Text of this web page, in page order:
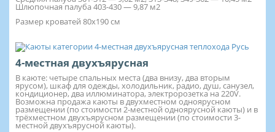
Шлюпочная палуба 403-430 — 9,87 м2
Размер кроватей 80х190 см
4-местная двухъярусная
В каюте: четыре спальных места (два внизу, два вторым
ярусом), шкаф для одежды, холодильник, радио, душ, санузел,
кондиционер, два иллюминатора, электророзетка на 220V.
Возможна продажа каюты в двухместном одноярусном
размещении (по стоимости 2-местной одноярусной каюты) и в
трёхместном двухъярусном размещении (по стоимости 3-
местной двухъярусной каюты).